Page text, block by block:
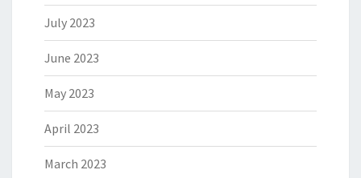
July 2023
June 2023
May 2023
April 2023
March 2023